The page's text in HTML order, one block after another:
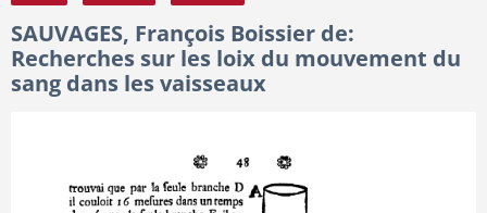
SAUVAGES, François Boissier de:
Recherches sur les loix du mouvement du
sang dans les vaisseaux